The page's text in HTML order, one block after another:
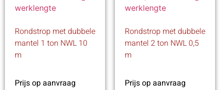
Rondstrop met dubbele
mantel 1 ton NWL 10
m
Prijs op aanvraag
Rondstrop met dubbele
mantel 2 ton NWL 0,5
m
Prijs op aanvraag